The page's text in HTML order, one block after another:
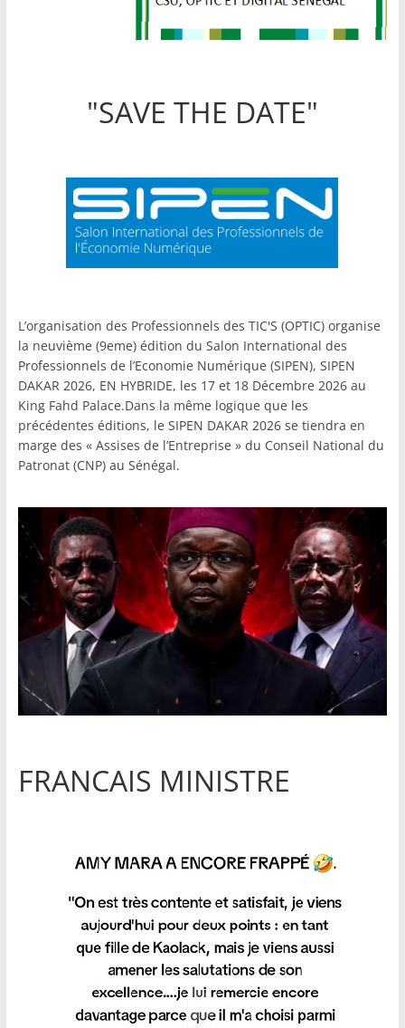
"SAVE THE DATE"
L’organisation des Professionnels des TIC'S (OPTIC) organise
la neuvième (9eme) édition du Salon International des
Professionnels de l’Economie Numérique (SIPEN), SIPEN
DAKAR 2026, EN HYBRIDE, les 17 et 18 Décembre 2026 au
King Fahd Palace.Dans la même logique que les
précédentes éditions, le SIPEN DAKAR 2026 se tiendra en
marge des « Assises de l’Entreprise » du Conseil National du
Patronat (CNP) au Sénégal.
FRANCAIS MINISTRE